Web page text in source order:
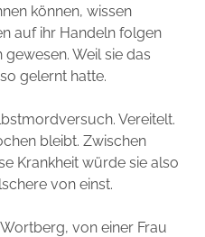
können, wissen
auf ihr Handeln folgen
Weil sie das
gelernt hatte.
Vereitelt.
bleibt. Zwischen
Krankheit würde sie also
von einst.
von einer Frau